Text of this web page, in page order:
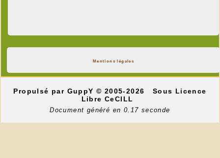
Mentions légales
Propulsé par GuppY© 2005-2026
Sous Licence
Libre CeCILL
Document généré en 0.17 seconde